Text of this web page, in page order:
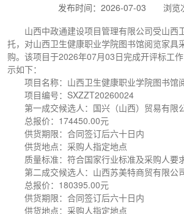
发布时间：2026-07-03 浏览
山西中政通建设项目管理有限公司受山西
托，对山西卫生健康职业学院图书馆阅览家具
购。该项目于2026年07月03日完成开评标工
示如下：
项目名称：山西卫生健康职业学院图书馆
项目编号：SXZZT20260024
第一成交候选人：国兴（山西）贸易有限
总报价：174450.00元
供货期限：合同签订后六十日内
供货地点：采购人指定地点
质量标准：符合国家行业标准及采购人要
第二成交候选人：山西苏美特商贸有限公
总报价：180395.00元
供货期限：合同签订后六十日内
供货地点：采购人指定地点